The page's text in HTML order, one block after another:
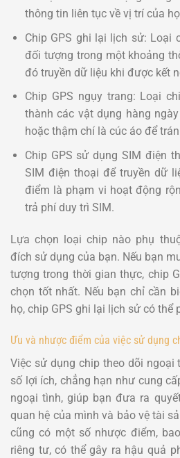
thông tin liên tục về vị trí của
Chip GPS ghi lại lịch sử: Loại
đối tượng trong một khoảng
đó truyền dữ liệu khi được kết
Chip GPS ngụy trang: Loại
thành các vật dụng hàng
hoặc thậm chí là cúc áo để
Chip GPS sử dụng SIM điện
SIM điện thoại để truyền dữ
điểm là phạm vi hoạt động
trả phí duy trì SIM.
Lựa chọn loại chip nào phụ
đích sử dụng của bạn. Nếu bạn
tượng trong thời gian thực, chip
chọn tốt nhất. Nếu bạn chỉ cần
họ, chip GPS ghi lại lịch sử có thể
Ưu và nhược điểm của việc sử dụng
Việc sử dụng chip theo dõi
số lợi ích, chẳng hạn như cung
ngoại tình, giúp bạn đưa ra
quan hệ của mình và bảo vệ tài
cũng có một số nhược điểm,
riêng tư, có thể gây ra hậu quả